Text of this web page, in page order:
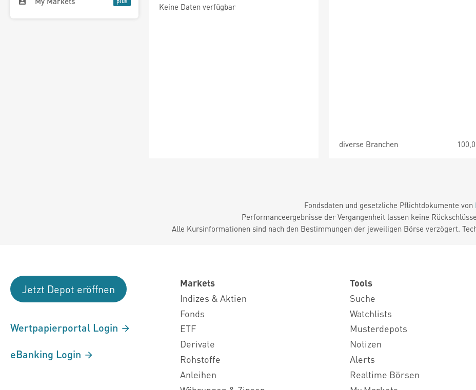
Keine Daten verfügbar
diverse Branchen
Fondsdaten und gesetzliche Pflichtdokumente von
Performanceergebnisse der Vergangenheit lassen keine
Alle Kursinformationen sind nach den Bestimmungen der jeweiligen Börse verzögert.
Jetzt Depot eröffnen
Wertpapierportal Login
eBanking Login
Markets
Indizes & Aktien
Fonds
ETF
Derivate
Rohstoffe
Anleihen
Tools
Suche
Watchlists
Musterdepots
Notizen
Alerts
Realtime Börsen